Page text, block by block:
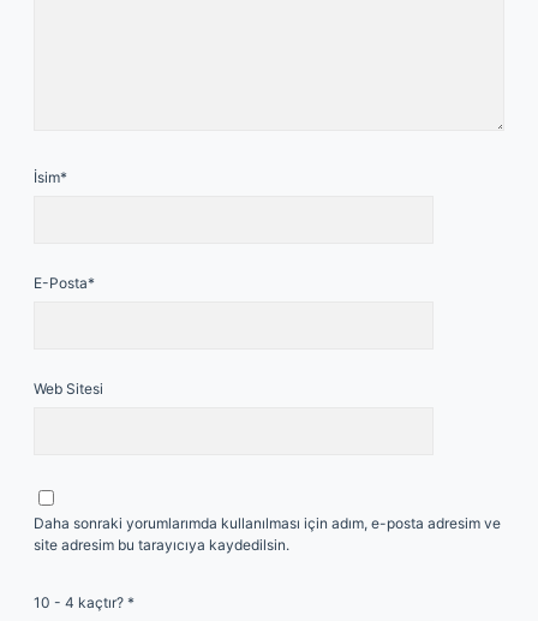
İsim*
E-Posta*
Web Sitesi
Daha sonraki yorumlarımda kullanılması için adım, e-posta adresim ve
site adresim bu tarayıcıya kaydedilsin.
10 - 4 kaçtır? *